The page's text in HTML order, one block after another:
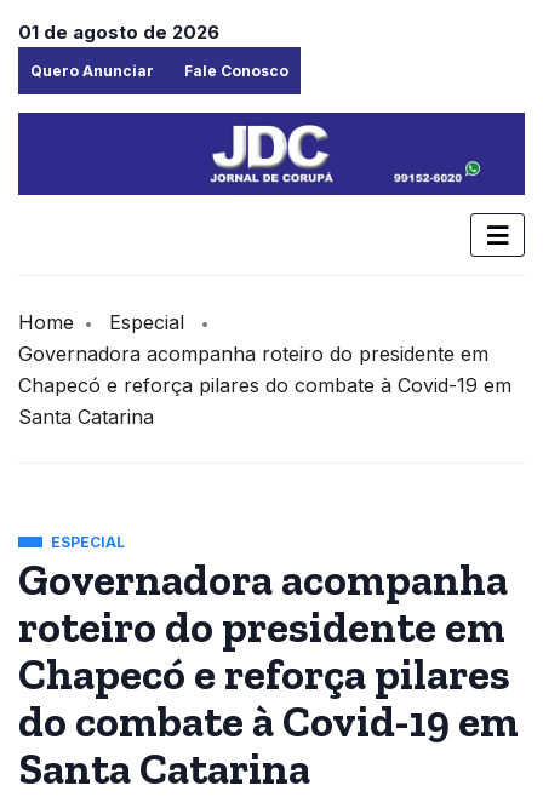
01 de agosto de 2026
Quero Anunciar Fale Conosco
Home
Especial
Governadora acompanha roteiro do presidente em
Chapecó e reforça pilares do combate à Covid-19 em
Santa Catarina
ESPECIAL
Governadora acompanha
roteiro do presidente em
Chapecó e reforça pilares
do combate à Covid-19 em
Santa Catarina